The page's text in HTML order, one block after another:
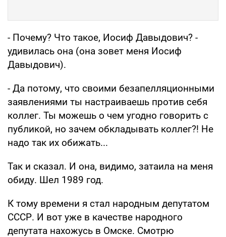
- Почему? Что такое, Иосиф Давыдович? -
удивилась она (она зовет меня Иосиф
Давыдович).
- Да потому, что своими безапелляционными
заявлениями ты настраиваешь против себя
коллег. Ты можешь о чем угодно говорить с
публикой, но зачем обкладывать коллег?! Не
надо так их обижать...
Так и сказал. И она, видимо, затаила на меня
обиду. Шел 1989 год.
К тому времени я стал народным депутатом
СССР. И вот уже в качестве народного
депутата нахожусь в Омске. Смотрю